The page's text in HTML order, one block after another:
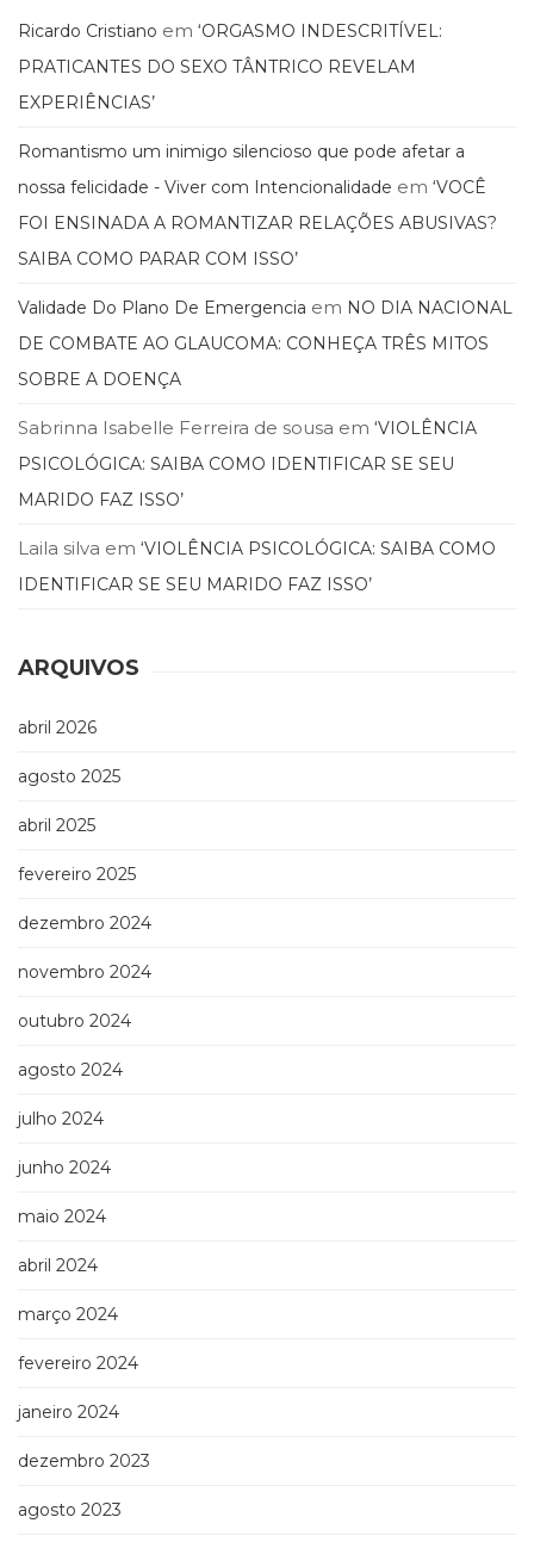
(69)
Obras
referência
PNL
(Programação
Neurolingüística)
Psicodrama
Psicologia,
Psicoterapia
(799)
Propaganda
Marketing
(33)
(23)
Rádio
Públicas
e
Empresarial
(31)
Espiritualidade,
(63)
(132)
categoria
Televisão
Temas
(30)
Terapia
(21)
e
(65)
(1)
Prática
Ricardo Cristiano em ‘ORGASMO INDESCRITÍVEL:
PRATICANTES DO SEXO TÂNTRICO REVELAM
EXPERIÊNCIAS’
Romantismo um inimigo silencioso que pode afetar a
nossa felicidade - Viver com Intencionalidade em ‘VOCÊ
FOI ENSINADA A ROMANTIZAR RELAÇÕES ABUSIVAS?
SAIBA COMO PARAR COM ISSO’
Validade Do Plano De Emergencia em NO DIA NACIONAL
DE COMBATE AO GLAUCOMA: CONHEÇA TRÊS MITOS
SOBRE A DOENÇA
Sabrinna Isabelle Ferreira de sousa em ‘VIOLÊNCIA
PSICOLÓGICA: SAIBA COMO IDENTIFICAR SE SEU
MARIDO FAZ ISSO’
Laila silva em ‘VIOLÊNCIA PSICOLÓGICA: SAIBA COMO
IDENTIFICAR SE SEU MARIDO FAZ ISSO’
ARQUIVOS
abril 2026
agosto 2025
abril 2025
fevereiro 2025
dezembro 2024
novembro 2024
outubro 2024
agosto 2024
julho 2024
junho 2024
maio 2024
abril 2024
março 2024
fevereiro 2024
janeiro 2024
dezembro 2023
agosto 2023